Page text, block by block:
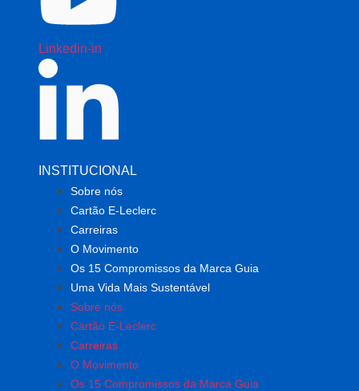
Linkedin-in
INSTITUCIONAL
Sobre nós
Cartão E-Leclerc
Carreiras
O Movimento
Os 15 Compromissos da Marca Guia
Uma Vida Mais Sustentável
Sobre nós
Cartão E-Leclerc
Carreiras
O Movimento
Os 15 Compromissos da Marca Guia